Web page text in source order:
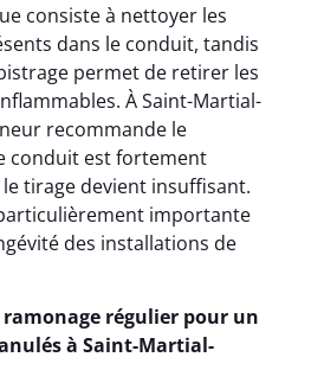
consiste à nettoyer les
dans le conduit, tandis
permet de retirer les
À Saint-Martial-
recommande le
conduit est fortement
tirage devient insuffisant.
importante
des installations de
régulier pour un
à Saint-Martial-